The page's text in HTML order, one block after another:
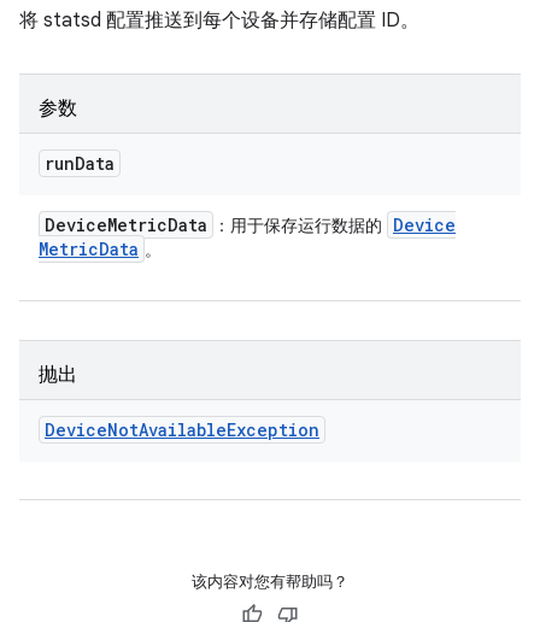
将 statsd 配置推送到每个设备并存储配置 ID。
参数
runData
DeviceMetricData ：用于保存运行数据的
Device
MetricData 。
抛出
DeviceNotAvailableException
该内容对您有帮助吗？